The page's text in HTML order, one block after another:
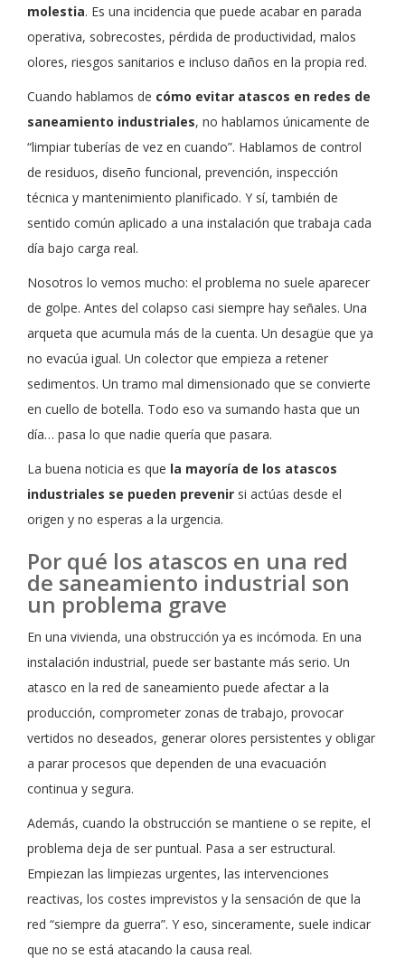
molestia. Es una incidencia que puede acabar en parada
operativa, sobrecostes, pérdida de productividad, malos
olores, riesgos sanitarios e incluso daños en la propia red.
Cuando hablamos de cómo evitar atascos en redes de
saneamiento industriales, no hablamos únicamente de
“limpiar tuberías de vez en cuando”. Hablamos de control
de residuos, diseño funcional, prevención, inspección
técnica y mantenimiento planificado. Y sí, también de
sentido común aplicado a una instalación que trabaja cada
día bajo carga real.
Nosotros lo vemos mucho: el problema no suele aparecer
de golpe. Antes del colapso casi siempre hay señales. Una
arqueta que acumula más de la cuenta. Un desagüe que ya
no evacúa igual. Un colector que empieza a retener
sedimentos. Un tramo mal dimensionado que se convierte
en cuello de botella. Todo eso va sumando hasta que un
día… pasa lo que nadie quería que pasara.
La buena noticia es que la mayoría de los atascos
industriales se pueden prevenir si actúas desde el
origen y no esperas a la urgencia.
Por qué los atascos en una red
de saneamiento industrial son
un problema grave
En una vivienda, una obstrucción ya es incómoda. En una
instalación industrial, puede ser bastante más serio. Un
atasco en la red de saneamiento puede afectar a la
producción, comprometer zonas de trabajo, provocar
vertidos no deseados, generar olores persistentes y obligar
a parar procesos que dependen de una evacuación
continua y segura.
Además, cuando la obstrucción se mantiene o se repite, el
problema deja de ser puntual. Pasa a ser estructural.
Empiezan las limpiezas urgentes, las intervenciones
reactivas, los costes imprevistos y la sensación de que la
red “siempre da guerra”. Y eso, sinceramente, suele indicar
que no se está atacando la causa real.